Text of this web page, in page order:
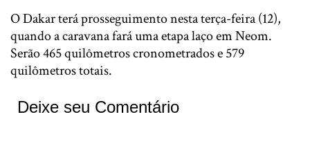
O Dakar terá prosseguimento nesta terça-feira (12),
quando a caravana fará uma etapa laço em Neom.
Serão 465 quilômetros cronometrados e 579
quilômetros totais.
Deixe seu Comentário